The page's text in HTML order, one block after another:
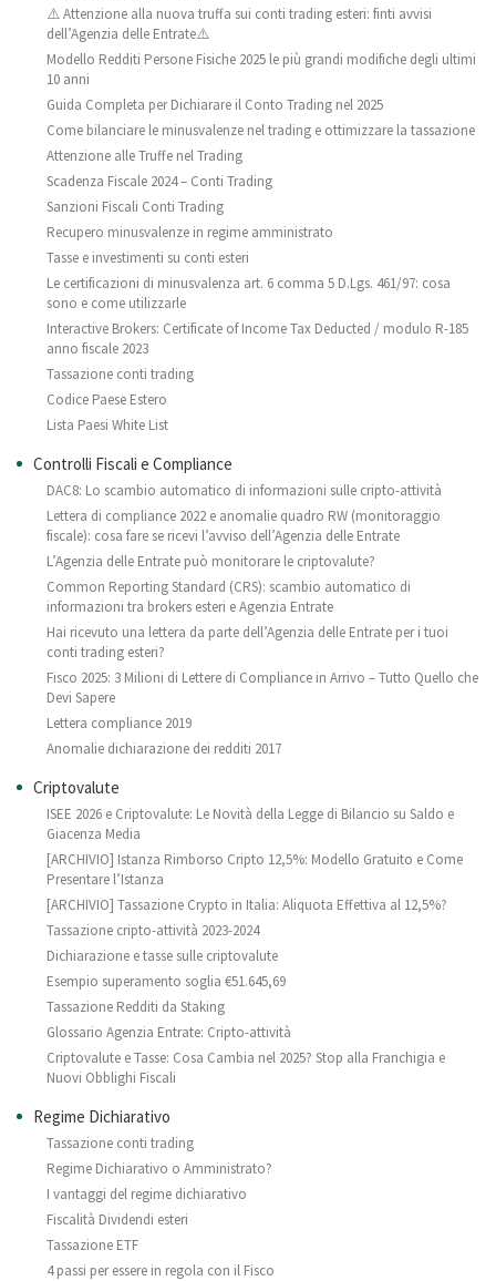
⚠️ Attenzione alla nuova truffa sui conti trading esteri: finti avvisi
dell’Agenzia delle Entrate⚠️
Modello Redditi Persone Fisiche 2025 le più grandi modifiche degli ultimi
10 anni
Guida Completa per Dichiarare il Conto Trading nel 2025
Come bilanciare le minusvalenze nel trading e ottimizzare la tassazione
Attenzione alle Truffe nel Trading
Scadenza Fiscale 2024 – Conti Trading
Sanzioni Fiscali Conti Trading
Recupero minusvalenze in regime amministrato
Tasse e investimenti su conti esteri
Le certificazioni di minusvalenza art. 6 comma 5 D.Lgs. 461/97: cosa
sono e come utilizzarle
Interactive Brokers: Certificate of Income Tax Deducted / modulo R-185
anno fiscale 2023
Tassazione conti trading
Codice Paese Estero
Lista Paesi White List
Controlli Fiscali e Compliance
DAC8: Lo scambio automatico di informazioni sulle cripto-attività
Lettera di compliance 2022 e anomalie quadro RW (monitoraggio
fiscale): cosa fare se ricevi l’avviso dell’Agenzia delle Entrate
L’Agenzia delle Entrate può monitorare le criptovalute?
Common Reporting Standard (CRS): scambio automatico di
informazioni tra brokers esteri e Agenzia Entrate
Hai ricevuto una lettera da parte dell’Agenzia delle Entrate per i tuoi
conti trading esteri?
Fisco 2025: 3 Milioni di Lettere di Compliance in Arrivo – Tutto Quello che
Devi Sapere
Lettera compliance 2019
Anomalie dichiarazione dei redditi 2017
Criptovalute
ISEE 2026 e Criptovalute: Le Novità della Legge di Bilancio su Saldo e
Giacenza Media
[ARCHIVIO] Istanza Rimborso Cripto 12,5%: Modello Gratuito e Come
Presentare l’Istanza
[ARCHIVIO] Tassazione Crypto in Italia: Aliquota Effettiva al 12,5%?
Tassazione cripto-attività 2023-2024
Dichiarazione e tasse sulle criptovalute
Esempio superamento soglia €51.645,69
Tassazione Redditi da Staking
Glossario Agenzia Entrate: Cripto-attività
Criptovalute e Tasse: Cosa Cambia nel 2025? Stop alla Franchigia e
Nuovi Obblighi Fiscali
Regime Dichiarativo
Tassazione conti trading
Regime Dichiarativo o Amministrato?
I vantaggi del regime dichiarativo
Fiscalità Dividendi esteri
Tassazione ETF
4 passi per essere in regola con il Fisco